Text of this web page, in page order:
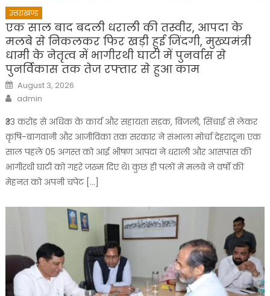
उत्तराखण्ड
एक साल बाद बदली धराली की तस्वीर, आपदा के
मलबे से निकलकर फिर खड़ी हुई जिंदगी, मुख्यमंत्री
धामी के नेतृत्व में भागीरथी घाटी में पुनर्वास से
पुनर्विकास तक तेज रफ्तार से हुआ काम
Posted
on
August 3, 2026
Author
admin
₹33 करोड़ से अधिक के कार्य और सहायता सड़क, बिजली, सिंचाई से लेकर
कृषि-बागवानी और आजीविका तक सरकार ने संभाला मोर्चा देहरादून। एक
साल पहले 05 अगस्त को आई भीषण आपदा ने धराली और आसपास की
भागीरथी घाटी को गहरे जख्म दिए थे। कुछ ही पलों में मलबे ने वर्षों की
मेहनत को अपनी चपेट […]